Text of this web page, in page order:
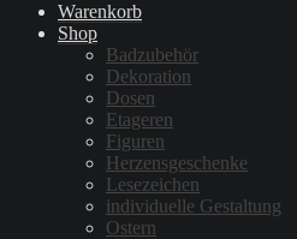
Warenkorb
Shop
Badzubehör
Dekoration
Dosen
Etageren
Figuren
Herzensgeschenke
Lesezeichen
individuelle Gestaltung
Ostern